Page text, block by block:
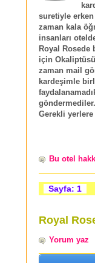
suretiyle
zaman kala
insanları
Royal Rosede
için
zaman mail
kardeşimle
Gerekli
Bu otel
Sayfa: 1
Royal
Yorum yaz